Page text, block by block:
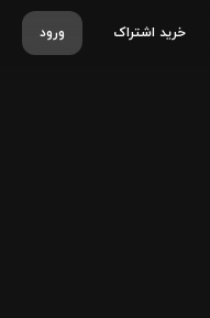
ورود خرید اشتراک